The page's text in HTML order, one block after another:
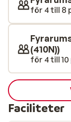
tempo.
hissen tar dig
äta eller ta
restauranger
minuter bort –
till det stora
för 4 till 8
(410N))
för 4 till
Faciliteter